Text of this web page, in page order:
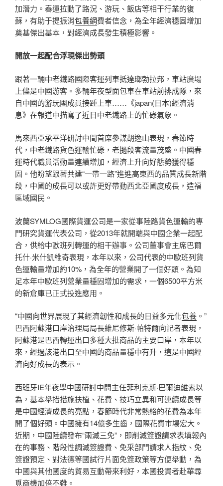
加潛力。春運拉動了路況、游玩、飯店等相干行業的復
蘇，有助于提振消包養網費者信念，為全年經濟穩固增加
奠基傑出基本，對經濟成長發生積極影響。
開放一起配合浮現傑出勢頭
跟著一輛中老鐵路國際客運列車抵達瑯勃拉邦，車站廣場
上儘是中國游客。多輛年夜型面包車在車站前排成隊，來
自中國的游玩團成員接踵上車……《japan(日本)經濟消
息》在報道中描寫了近日中老鐵路上的忙碌氣象。
馬來西亞承平洋研討中間首席參謀胡逸山表現，春節時
代，中老鐵路貨色運輸忙碌，老撾段客流量茂盛。中國春
運時代職員活動量連續增加，經濟上升向好態勢獲得穩
固。他盼望跟著共建“一帶一路”進進高東西的品質成長新階
段，中國的成長可以或許更好帶動西北亞國度成長，造福
區域國民。
波蘭SYMLOG國際貨運公司是一家從事陸路貨色運輸的專
門研究貨運代表公司，從2013年就開端與中國企業一起配
合，供給中歐班列轉運的相干辦事。公司董事會主席巴爾
托什·米什凱維奇表現，本年以來，公司代表的中歐班列貨
色運輸量增加約10%，為全年的營業開了一個好頭。為知
足本年中歐班列營業量穩固增加的需求，一個6500平方米
的新倉庫已正式投進應用。
“中國向世界展現了其經濟韌性和成長的日益多元化包養 。”
巴西阿蘇港口岸治理局局長維尼修斯·帕特爾向記者表現，
阿蘇港是巴西轉運出口多種大批商品的主要口岸，本年以
來，經過該港出口至中國的商品量穩中有升，這是中國經
濟向好成長的表示。
西班牙IE年夜學中國研討中間主任菲利克斯·巴爾迪維索以
為，基本舉措措施扶植、花費、技巧立異和可連續成長等
是中國經濟成長的亮點，春節時代非常熱絡的花費為本年
開了個好頭。中國擁有14億多生齒，國際花費市場宏大。
近期，中國陸續發布“兩減三免”，即削減簽證請求表填報內
在的事務、階段性調減簽證費、免采部門請求人指紋、免
簽證預定、對法德等國試行片面免簽政策等方便舉動，為
中國與其他國度的貿易互動帶來利好，本國投資者赴華尋
覓商機加倍不難。